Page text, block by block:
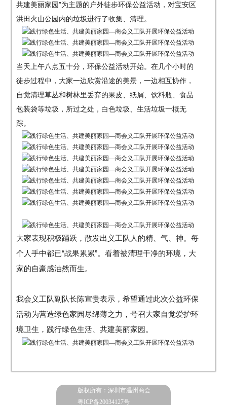
共建美丽家园”为主题的户外徒步环保公益活动，对宝安区
洪田火山公园内的垃圾进行了收集、清理。
当天上午八点五十分，环保公益活动开始。在几个小时的
徒步过程中，大家一边欣赏沿途的美景，一边相互协作，
自觉清理草丛和树林里丢弃的果皮、纸屑、饮料瓶、食品
包装袋等垃圾，所过之处，白色垃圾、生活垃圾一概无
踪。
大家表现积极踊跃，散发出义工队人的精、气、神。每
个人手中都已“战果累累”。看着被清理干净的环境，大
家的自豪感油然而生。
我会 义工队副队长陈宣贵表示，希望通过此次公益环保
活动为营造绿色家园尽绵薄之力，号召大家自觉爱护环
境卫生，践行绿色生活、共建美丽家园。
版权所有：深圳市温州商会
粤ICP备20034127号